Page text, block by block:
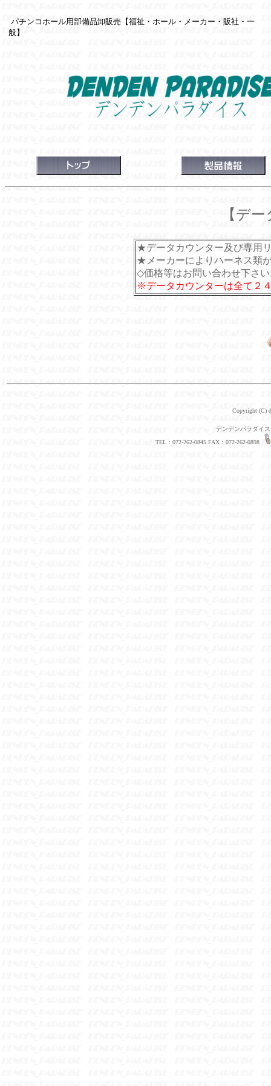
パチンコホール用部備品卸販売 【福祉・ホール・メーカー・販社・一
般】
【デー
★データカウンター及び専用
★メーカーによりハーネス類
◇価格等はお問い合わせ下さ
※データカウンターは全て２
Copyright (C)
デンデンパラダイ
TEL：072-262-0845 FAX：072-262-0898